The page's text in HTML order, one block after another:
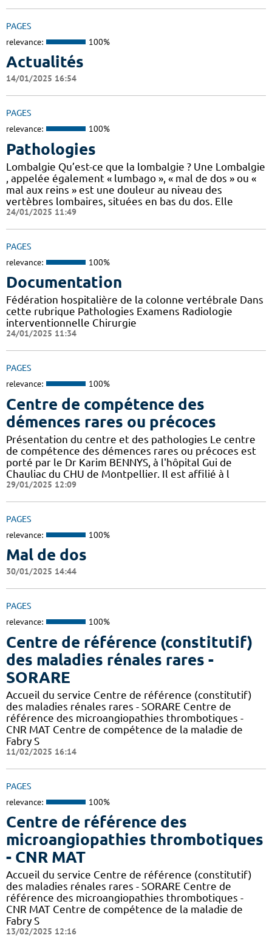
PAGES
relevance: 100%
Actualités
14/01/2025 16:54
PAGES
relevance: 100%
Pathologies
Lombalgie Qu’est-ce que la lombalgie ? Une Lombalgie
, appelée également « lumbago », « mal de dos » ou «
mal aux reins » est une douleur au niveau des
vertèbres lombaires, situées en bas du dos. Elle
24/01/2025 11:49
PAGES
relevance: 100%
Documentation
Fédération hospitalière de la colonne vertébrale Dans
cette rubrique Pathologies Examens Radiologie
interventionnelle Chirurgie
24/01/2025 11:34
PAGES
relevance: 100%
Centre de compétence des
démences rares ou précoces
Présentation du centre et des pathologies Le centre
de compétence des démences rares ou précoces est
porté par le Dr Karim BENNYS, à l'hôpital Gui de
Chauliac du CHU de Montpellier. Il est affilié à l
29/01/2025 12:09
PAGES
relevance: 100%
Mal de dos
30/01/2025 14:44
PAGES
relevance: 100%
Centre de référence (constitutif)
des maladies rénales rares -
SORARE
Accueil du service Centre de référence (constitutif)
des maladies rénales rares - SORARE Centre de
référence des microangiopathies thrombotiques -
CNR MAT Centre de compétence de la maladie de
Fabry S
11/02/2025 16:14
PAGES
relevance: 100%
Centre de référence des
microangiopathies thrombotiques
- CNR MAT
Accueil du service Centre de référence (constitutif)
des maladies rénales rares - SORARE Centre de
référence des microangiopathies thrombotiques -
CNR MAT Centre de compétence de la maladie de
Fabry S
13/02/2025 12:16